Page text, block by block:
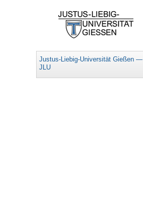
Justus-Liebig-Universität Gießen —
JLU